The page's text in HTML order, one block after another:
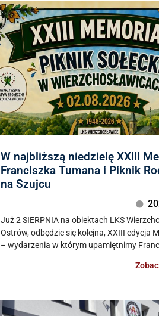
W najbliższą niedzielę XXIII
Franciszka Tumana i Piknik
na Szujcu
Już 2 SIERPNIA na obiektach LKS
Ostrów, odbędzie się kolejna, XXIII edycja
– wydarzenia w którym upamiętnimy